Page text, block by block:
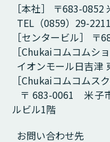
［本社］ 〒683-
TEL（0859）29-
［センタービル］
［Chukaiコムコムショ
イオンモール日吉津
［Chukaiコムコムスク
〒 683-0061 米子
ルビル1階
お問い合わせ先